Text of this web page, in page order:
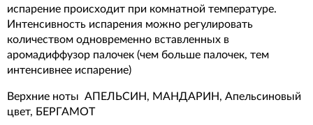
испарение происходит при комнатной температуре.
Интенсивность испарения можно регулировать
количеством одновременно вставленных в
аромадиффузор палочек (чем больше палочек, тем
интенсивнее испарение)
Верхние ноты АПЕЛЬСИН, МАНДАРИН, Апельсиновый
цвет, БЕРГАМОТ